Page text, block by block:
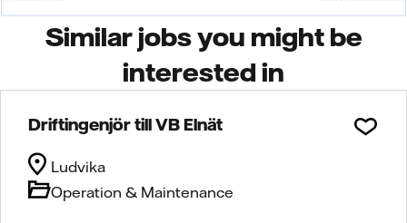
Similar jobs you might be
interested in
Driftingenjör till VB Elnät
Operation & Maintenance
Ludvika